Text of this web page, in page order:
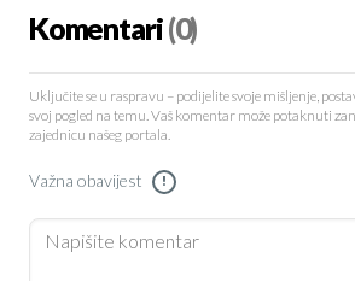
Komentari(0)
Uključite se u raspravu – podijelite svoje mišljenje,
svoj pogled na temu. Vaš komentar može potaknuti
zajednicu našeg portala.
Važna obavijest !